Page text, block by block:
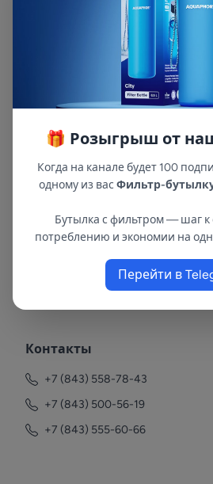
веревочного
допуском. Предназначен
очистки воды от песка,
Рекомендуется для
В республиках
Контакты
+7 (843) 558-78-43
+7 (843) 500-56-19
+7 (843) 555-60-66
🎁 Розыгрыш от
Когда на канале будет 100
одному из вас Фильтр-
Бутылка с фильтром — шаг к
потреблению и экономии на
Перейти в